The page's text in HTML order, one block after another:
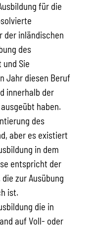
für die
der inländischen
des
Sie
Jahr diesen Beruf
innerhalb der
haben.
des
aber es existiert
in dem
entspricht der
zur Ausübung
ist.
die in
auf Voll- oder